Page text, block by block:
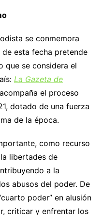
se conmemora
esta fecha pretende
que se considera el
La Gazeta de
el proceso
dotado de una fuerza
de la época.
como recurso
libertades de
a la
abusos del poder. De
poder” en alusión
criticar y enfrentar los